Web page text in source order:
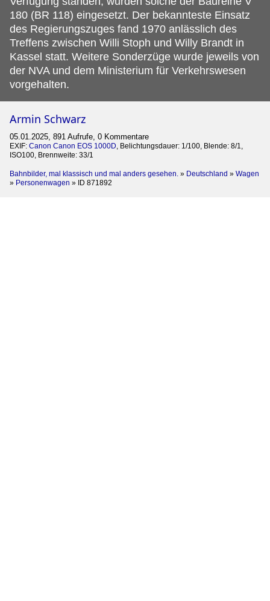
180 (BR 118) eingesetzt. Der bekannteste Einsatz
des Regierungszuges fand 1970 anlässlich des
Treffens zwischen Willi Stoph und Willy Brandt in
Kassel statt. Weitere Sonderzüge wurde jeweils von
der NVA und dem Ministerium für Verkehrswesen
vorgehalten.
Armin Schwarz
05.01.2025, 891 Aufrufe, 0 Kommentare
EXIF: Canon Canon EOS 1000D, Belichtungsdauer: 1/100, Blende: 8/1,
ISO100, Brennweite: 33/1
Bahnbilder, mal klassisch und mal anders gesehen. » Deutschland » Wagen
» Personenwagen » ID 871892